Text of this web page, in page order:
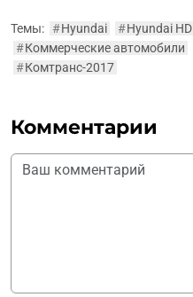
Темы: #Hyundai #Hyundai HD
#Коммерческие автомобили
#Комтранс-2017
Комментарии